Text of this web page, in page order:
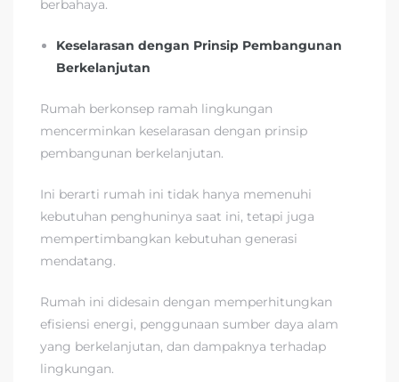
berbahaya.
Keselarasan dengan Prinsip Pembangunan
Berkelanjutan
Rumah berkonsep ramah lingkungan
mencerminkan keselarasan dengan prinsip
pembangunan berkelanjutan.
Ini berarti rumah ini tidak hanya memenuhi
kebutuhan penghuninya saat ini, tetapi juga
mempertimbangkan kebutuhan generasi
mendatang.
Rumah ini didesain dengan memperhitungkan
efisiensi energi, penggunaan sumber daya alam
yang berkelanjutan, dan dampaknya terhadap
lingkungan.